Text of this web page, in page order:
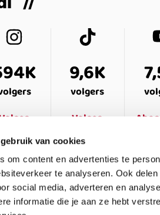
van cookies
om content en advertenties te
te analyseren. Ook
social media, adverteren en
informatie die je aan ze hebt
9,6K
volgers
Volgen